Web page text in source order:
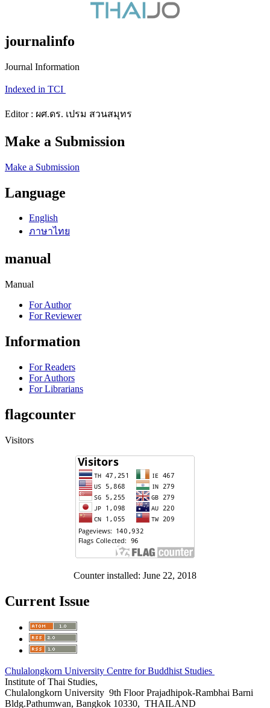
journalinfo
Journal Information
Indexed in TCI
Editor : ผศ.ดร. เปรม สวนสมุทร
Make a Submission
Make a Submission
Language
English
ภาษาไทย
manual
Manual
For Author
For Reviewer
Information
For Readers
For Authors
For Librarians
flagcounter
Visitors
Counter installed: June 22, 2018
Current Issue
Chulalongkorn University Centre for Buddhist Studies
Institute of Thai Studies,
Chulalongkorn University 9th Floor Prajadhipok-Rambhai Barni
Bldg.Pathumwan, Bangkok 10330, THAILAND